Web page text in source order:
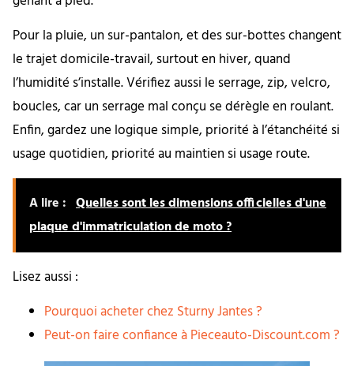
Pour la pluie, un sur-pantalon, et des sur-bottes changent
le trajet domicile-travail, surtout en hiver, quand
l’humidité s’installe. Vérifiez aussi le serrage, zip, velcro,
boucles, car un serrage mal conçu se dérègle en roulant.
Enfin, gardez une logique simple, priorité à l’étanchéité si
usage quotidien, priorité au maintien si usage route.
A lire : Quelles sont les dimensions officielles d'une
plaque d'immatriculation de moto ?
Lisez aussi :
Pourquoi acheter chez Sturny Jantes ?
Peut-on faire confiance à Pieceauto-Discount.com ?